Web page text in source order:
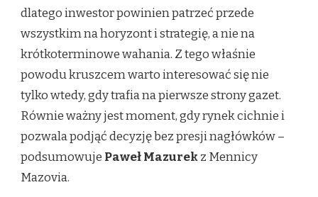
dlatego inwestor powinien patrzeć przede
wszystkim na horyzont i strategię, a nie na
krótkoterminowe wahania. Z tego właśnie
powodu kruszcem warto interesować się nie
tylko wtedy, gdy trafia na pierwsze strony gazet.
Równie ważny jest moment, gdy rynek cichnie i
pozwala podjąć decyzję bez presji nagłówków –
podsumowuje Paweł Mazurekz Mennicy
Mazovia.